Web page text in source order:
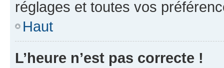
réglages et toutes vos
Haut
L’heure n’est pas correcte !